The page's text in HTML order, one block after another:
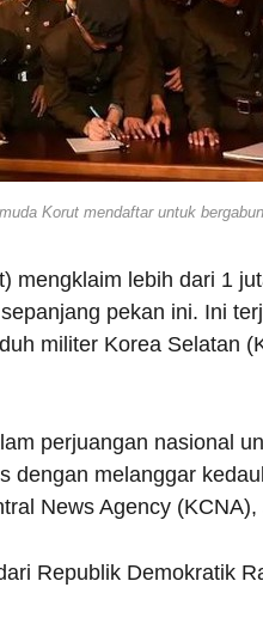
Korut mendaftar untuk
mengklaim lebih dari 1
pekan ini. Ini
militer Korea Selatan
perjuangan nasional
dengan melanggar
News Agency
Republik Demokratik